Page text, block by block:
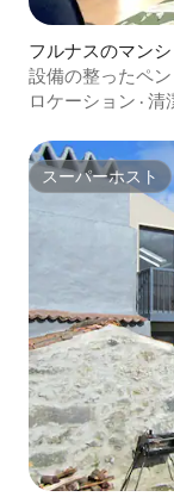
フルナスのマン
設備の整ったペ
ロケーション · 清
スーパーホスト
スーパーホスト